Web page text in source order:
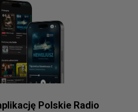
Polskie Radio